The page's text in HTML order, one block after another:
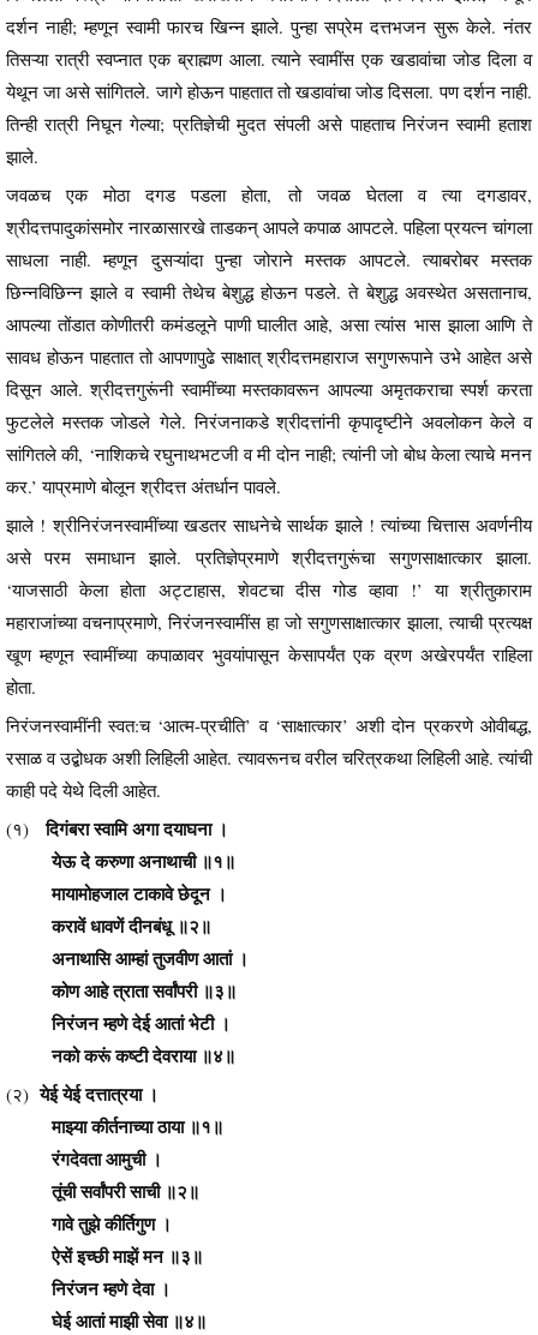
दर्शन नाही; म्हणून स्वामी फारच खिन्न झाले. पुन्हा सप्रेम दत्तभजन सुरू केले. नंतर
तिसऱ्या रात्री स्वप्नात एक ब्राह्मण आला. त्याने स्वामींस एक खडावांचा जोड दिला व
येथून जा असे सांगितले. जागे होऊन पाहतात तो खडावांचा जोड दिसला. पण दर्शन नाही.
तिन्ही रात्री निघून गेल्या; प्रतिज्ञेची मुदत संपली असे पाहताच निरंजन स्वामी हताश
झाले.
जवळच एक मोठा दगड पडला होता, तो जवळ घेतला व त्या दगडावर,
श्रीदत्तपादुकांसमोर नारळासारखे ताडकन् आपले कपाळ आपटले. पहिला प्रयत्न चांगला
साधला नाही. म्हणून दुसऱ्यांदा पुन्हा जोराने मस्तक आपटले. त्याबरोबर मस्तक
छिन्नविछिन्न झाले व स्वामी तेथेच बेशुद्ध होऊन पडले. ते बेशुद्ध अवस्थेत असतानाच,
आपल्या तोंडात कोणीतरी कमंडलूने पाणी घालीत आहे, असा त्यांस भास झाला आणि ते
सावध होऊन पाहतात तो आपणापुढे साक्षात् श्रीदत्तमहाराज सगुणरूपाने उभे आहेत असे
दिसून आले. श्रीदत्तगुरूंनी स्वामींच्या मस्तकावरून आपल्या अमृतकराचा स्पर्श करता
फुटलेले मस्तक जोडले गेले. निरंजनाकडे श्रीदत्तांनी कृपादृष्टीने अवलोकन केले व
सांगितले की, ‘नाशिकचे रघुनाथभटजी व मी दोन नाही; त्यांनी जो बोध केला त्याचे मनन
कर.’ याप्रमाणे बोलून श्रीदत्त अंतर्धान पावले.
झाले ! श्रीनिरंजनस्वामींच्या खडतर साधनेचे सार्थक झाले ! त्यांच्या चित्तास अवर्णनीय
असे परम समाधान झाले. प्रतिज्ञेप्रमाणे श्रीदत्तगुरूंचा सगुणसाक्षात्कार झाला.
‘याजसाठी केला होता अट्टाहास, शेवटचा दीस गोड व्हावा !’ या श्रीतुकाराम
महाराजांच्या वचनाप्रमाणे, निरंजनस्वामींस हा जो सगुणसाक्षात्कार झाला, त्याची प्रत्यक्ष
खूण म्हणून स्वामींच्या कपाळावर भुवयांपासून केसापर्यंत एक व्रण अखेरपर्यंत राहिला
होता.
निरंजनस्वामींनी स्वत:च ‘आत्म-प्रचीति’ व ‘साक्षात्कार’ अशी दोन प्रकरणे ओवीबद्ध,
रसाळ व उद्बोधक अशी लिहिली आहेत. त्यावरूनच वरील चरित्रकथा लिहिली आहे. त्यांची
काही पदे येथे दिली आहेत.
(१)
दिगंबरा स्वामि अगा दयाघना ।
येऊ दे करुणा अनाथाची ॥१॥
मायामोहजाल टाकावे छेदून ।
करावें धावणें दीनबंधू ॥२॥
अनाथासि आम्हां तुजवीण आतां ।
कोण आहे त्राता सर्वांपरी ॥३॥
निरंजन म्हणे देई आतां भेटी ।
नको करूं कष्टी देवराया ॥४॥
(२)येई येई दत्तात्रया ।
माझ्या कीर्तनाच्या ठाया ॥१॥
रंगदेवता आमुची ।
तूंची सर्वांपरी साची ॥२॥
गावे तुझे कीर्तिगुण ।
ऐसें इच्छी माझें मन ॥३॥
निरंजन म्हणे देवा ।
घेई आतां माझी सेवा ॥४॥